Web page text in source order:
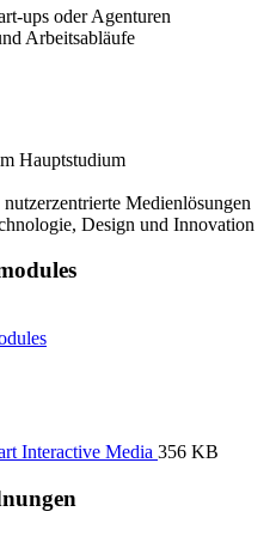
ups oder Agenturen
Arbeitsabläufe
Hauptstudium
Medienlösungen
Design und Innovation
Interactive Media 356 KB